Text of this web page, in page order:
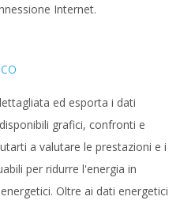
Internet.
ed esporta i dati
grafici, confronti e
a valutare le prestazioni e i
per ridurre l'energia in
Oltre ai dati energetici